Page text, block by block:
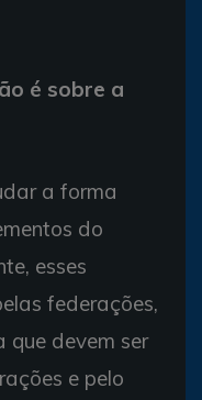
é sobre a
a forma
do
esses
federações,
que devem ser
e pelo